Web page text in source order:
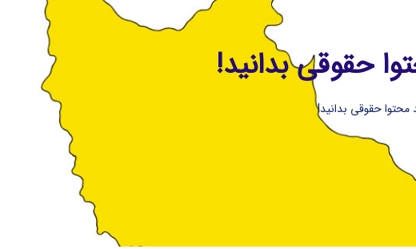
حقوقی بدانید!
محتوا حقوقی بدانید!